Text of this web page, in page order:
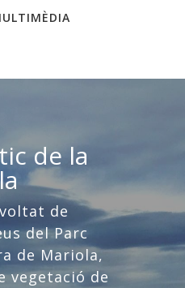
de la
de
del Parc
de Mariola,
vegetació de